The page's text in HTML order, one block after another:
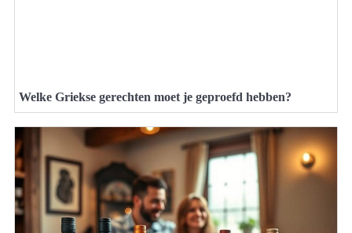
Welke Griekse gerechten moet je geproefd hebben?